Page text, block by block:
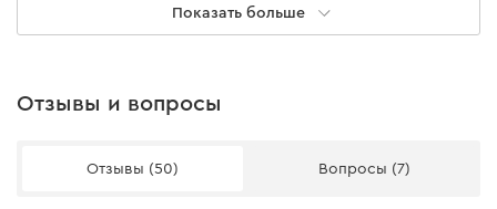
Насадки
Благодаря двойному тефлоновому покрытию насадки
надежным и долговечным. Также на нагревателе
Длина сетевого кабеля
Показать больше
Отзывы и вопросы
Отзывы (50) Вопросы (7)